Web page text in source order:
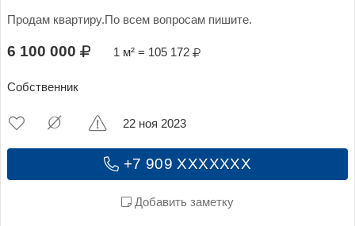
Продам квартиру.По всем вопросам пишите.
6 100 000 1 м² = 105 172
Собственник
+7 909 XXXXXXX
Добавить заметку
22 ноя 2023